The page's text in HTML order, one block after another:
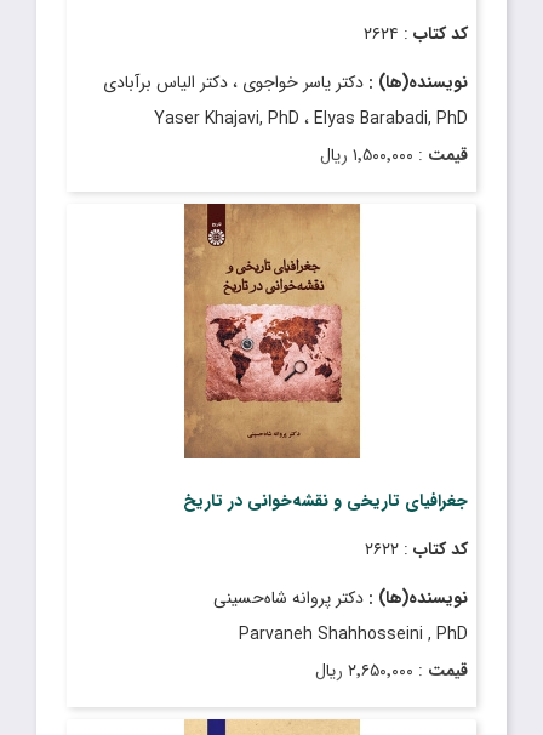
کد کتاب : ۲۶۲۴
نویسنده(ها) : دکتر یاسر خواجوی ، دکتر الیاس برآبادی
Yaser Khajavi, PhD ، Elyas Barabadi, PhD
قیمت : ۱٬۵۰۰٬۰۰۰ ریال
: اسفند ۱۴۰۳
جغرافیای تاریخی و نقشه‌خوانی در تاریخ
کد کتاب : ۲۶۲۲
نویسنده(ها) : دکتر پروانه شاه‌حسینی
Parvaneh Shahhosseini , PhD
قیمت : ۲٬۶۵۰٬۰۰۰ ریال
: اسفند ۱۴۰۳